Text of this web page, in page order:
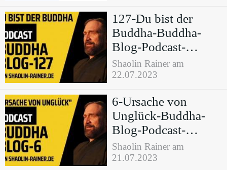
127-Du bist der
Buddha-Buddha-
Blog-Podcast-
Buddhismus im
Alltag
Shaolin Rainer am
22.07.2023
6-Ursache von
Unglück-Buddha-
Blog-Podcast-
Buddhismus im
Alltag
Shaolin Rainer am
21.07.2023